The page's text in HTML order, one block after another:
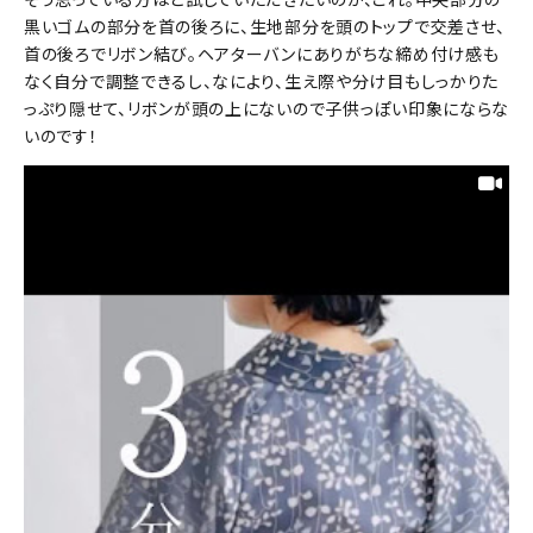
黒いゴムの部分を首の後ろに、生地部分を頭のトップで交差させ、
首の後ろでリボン結び。ヘアターバンにありがちな締め付け感も
なく自分で調整できるし、なにより、生え際や分け目もしっかりた
っぷり隠せて、リボンが頭の上にないので子供っぽい印象にならな
いのです！